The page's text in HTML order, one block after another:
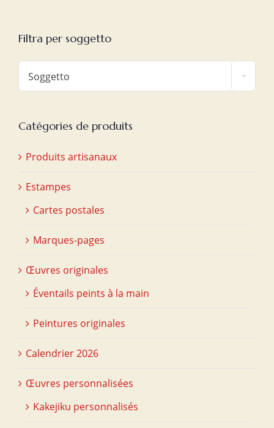
Filtra per soggetto
Soggetto
Catégories de produits
Produits artisanaux
Estampes
Cartes postales
Marques-pages
Œuvres originales
Éventails peints à la main
Peintures originales
Calendrier 2026
Œuvres personnalisées
Kakejiku personnalisés